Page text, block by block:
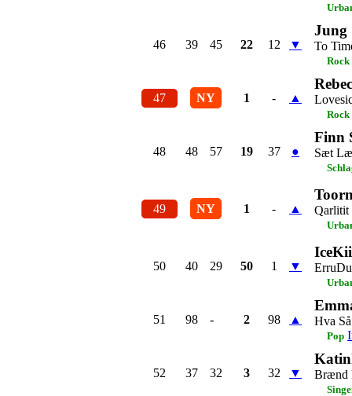
46 39 45 22 12 ▼
Jung
To
Rock
47 NY 1 - ▲
Rock
48 48 57 19 37 ●
Finn
Sæt
49 NY 1 - ▲
50 40 29 50 1 ▼
51 98 - 2 98 ▲ Hva
Pop
52 37 32 3 32 ▼ Brænd